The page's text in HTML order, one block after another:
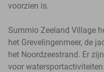
voorzien is.
Summio Zeeland Village
het Grevelingenmeer, de
het Noordzeestrand. Er
voor